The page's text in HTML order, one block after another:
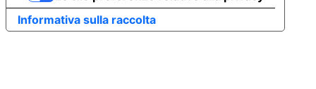
Informativa sulla raccolta